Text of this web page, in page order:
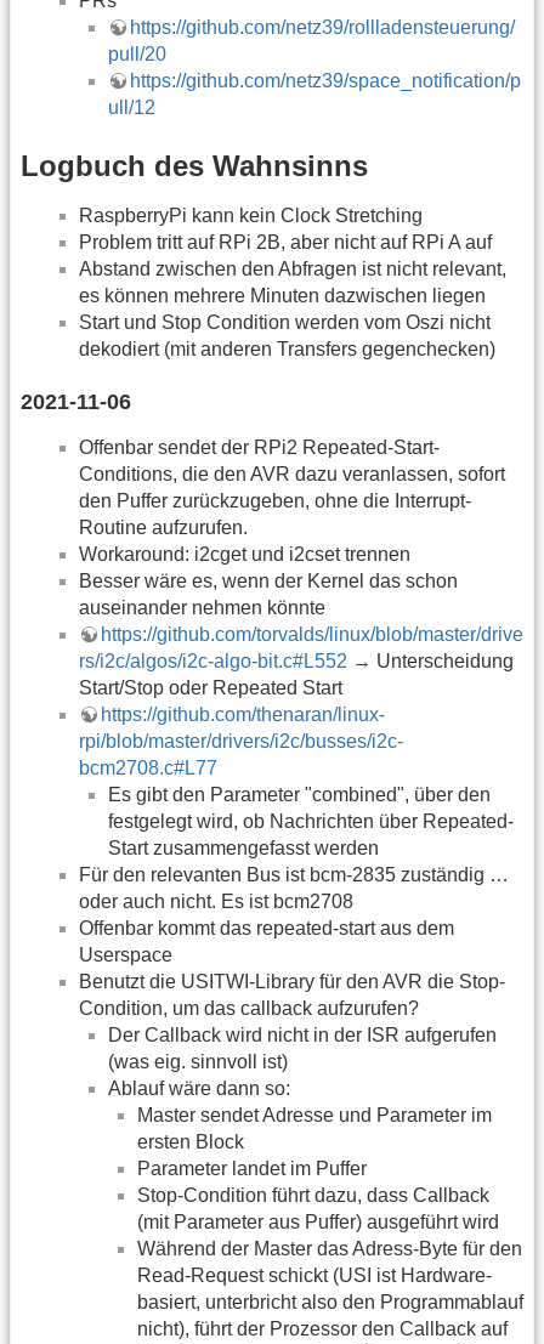
https://github.com/netz39/rollladensteuerung/
pull/20
https://github.com/netz39/space_notification/p
ull/12
Logbuch des Wahnsinns
RaspberryPi kann kein Clock Stretching
Problem tritt auf RPi 2B, aber nicht auf RPi A auf
Abstand zwischen den Abfragen ist nicht relevant,
es können mehrere Minuten dazwischen liegen
Start und Stop Condition werden vom Oszi nicht
dekodiert (mit anderen Transfers gegenchecken)
2021-11-06
Offenbar sendet der RPi2 Repeated-Start-
Conditions, die den AVR dazu veranlassen, sofort
den Puffer zurückzugeben, ohne die Interrupt-
Routine aufzurufen.
Workaround: i2cget und i2cset trennen
Besser wäre es, wenn der Kernel das schon
auseinander nehmen könnte
https://github.com/torvalds/linux/blob/master/drive
rs/i2c/algos/i2c-algo-bit.c#L552 → Unterscheidung
Start/Stop oder Repeated Start
https://github.com/thenaran/linux-
rpi/blob/master/drivers/i2c/busses/i2c-
bcm2708.c#L77
Es gibt den Parameter "combined", über den
festgelegt wird, ob Nachrichten über Repeated-
Start zusammengefasst werden
Für den relevanten Bus ist bcm-2835 zuständig …
oder auch nicht. Es ist bcm2708
Offenbar kommt das repeated-start aus dem
Userspace
Benutzt die USITWI-Library für den AVR die Stop-
Condition, um das callback aufzurufen?
Der Callback wird nicht in der ISR aufgerufen
(was eig. sinnvoll ist)
Ablauf wäre dann so:
Master sendet Adresse und Parameter im
ersten Block
Parameter landet im Puffer
Stop-Condition führt dazu, dass Callback
(mit Parameter aus Puffer) ausgeführt wird
Während der Master das Adress-Byte für den
Read-Request schickt (USI ist Hardware-
basiert, unterbricht also den Programmablauf
nicht), führt der Prozessor den Callback auf